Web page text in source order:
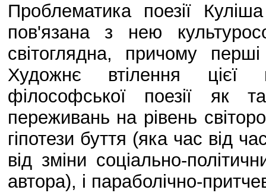
Проблематика поезії
пов'язана з нею
світоглядна, причому
Художнє втілення цієї
філософської поезії як
переживань на рівень
гіпотези буття (яка час від
від зміни соціально-
автора), і параболічно-